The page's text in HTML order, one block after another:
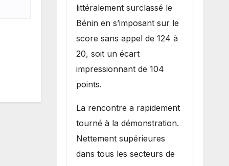
littéralement surclassé le
Bénin en s’imposant sur le
score sans appel de 124 à
20, soit un écart
impressionnant de 104
points.
La rencontre a rapidement
tourné à la démonstration.
Nettement supérieures
dans tous les secteurs de